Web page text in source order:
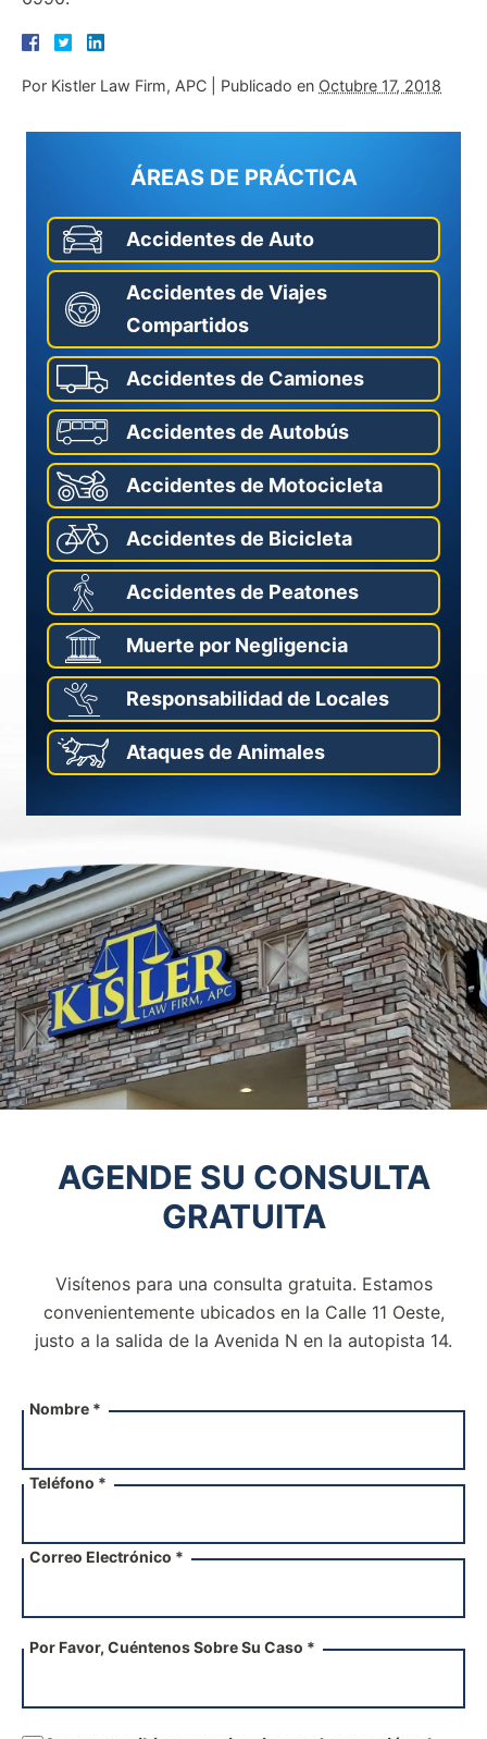
Por Kistler Law Firm, APC Publicado en Octubre 17, 2018
ÁREAS DE PRÁCTICA
Accidentes de Auto
Accidentes de Viajes
Compartidos
Accidentes de Camiones
Accidentes de Autobús
Accidentes de Motocicleta
Accidentes de Bicicleta
Accidentes de Peatones
Muerte por Negligencia
Responsabilidad de Locales
Ataques de Animales
AGENDE SU CONSULTA
GRATUITA
Visítenos para una consulta gratuita. Estamos
convenientemente ubicados en la Calle 11 Oeste,
justo a la salida de la Avenida N en la autopista 14.
Nombre *
Teléfono *
Correo Electrónico *
Por Favor, Cuéntenos Sobre Su Caso *